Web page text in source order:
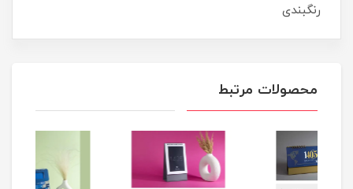
رنگبندی
محصولات مرتبط